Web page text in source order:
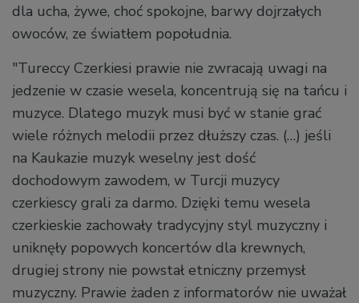
dla ucha, żywe, choć spokojne, barwy dojrzałych
owoców, ze światłem popołudnia.
"Tureccy Czerkiesi prawie nie zwracają uwagi na
jedzenie w czasie wesela, koncentrują się na tańcu i
muzyce. Dlatego muzyk musi być w stanie grać
wiele różnych melodii przez dłuższy czas. (…) jeśli
na Kaukazie muzyk weselny jest dość
dochodowym zawodem, w Turcji muzycy
czerkiescy grali za darmo. Dzięki temu wesela
czerkieskie zachowały tradycyjny styl muzyczny i
uniknęły popowych koncertów dla krewnych,
drugiej strony nie powstał etniczny przemysł
muzyczny. Prawie żaden z informatorów nie uważał